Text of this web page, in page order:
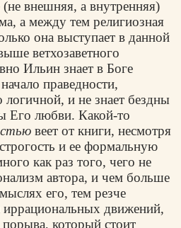
(не внешняя, а внутренняя)
а между тем религиозная
она выступает в данной
ветхозаветного
Ильин знает в Боге
праведности,
и не знает бездны
Его любви. Какой-то
веет от книги, несмотря
и ее формальную
как раз того, чего не
автора, и чем больше
его, тем резче
иррациональных движений,
порыва, который стоит